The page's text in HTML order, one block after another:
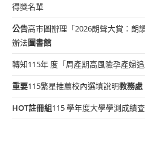
得獎名單
公告高市圖辦理「2026朗聲大賞：朗
辦法圖書館
轉知115年 度「周產期高風險孕產婦追
重要115繁星推薦校內選填說明教務處
HOT註冊組115 學年度大學學測成績